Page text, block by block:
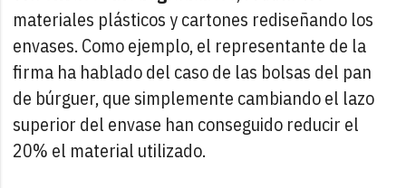
materiales plásticos y cartones rediseñando los
envases. Como ejemplo, el representante de la
firma ha hablado del caso de las bolsas del pan
de búrguer, que simplemente cambiando el lazo
superior del envase han conseguido reducir el
20% el material utilizado.